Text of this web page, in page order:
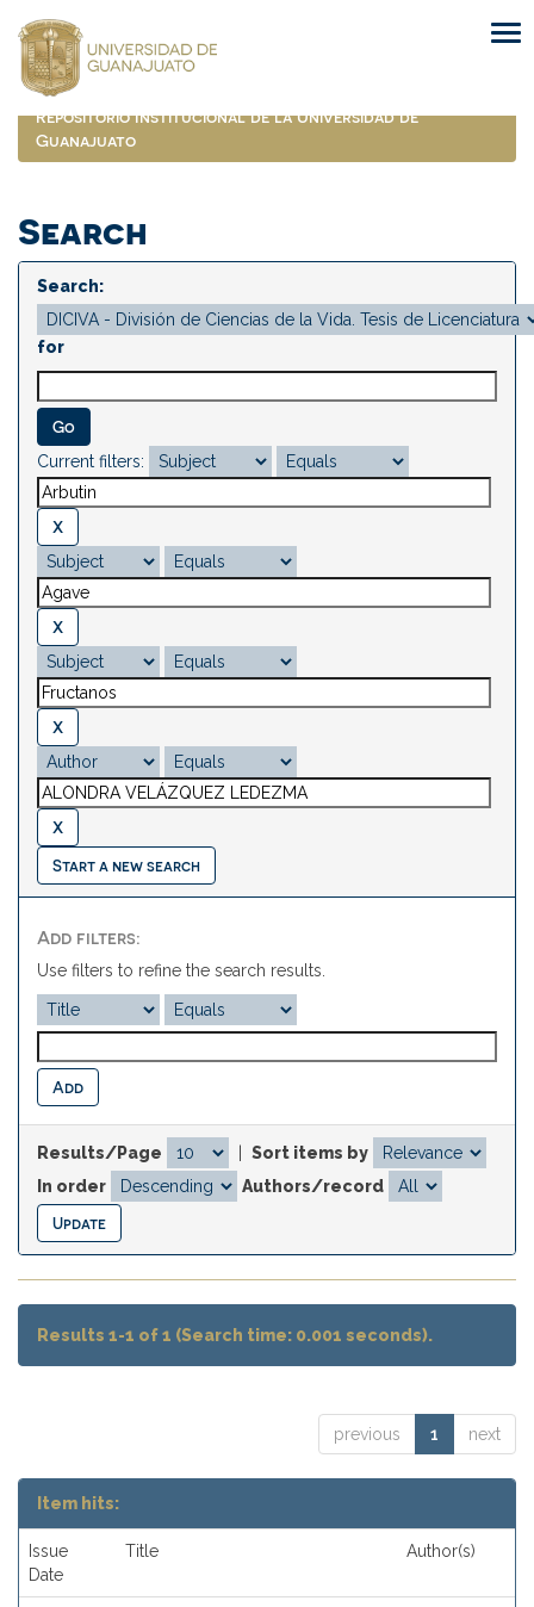
navigation
Repositorio Institucional de la Universidad de
Guanajuato
Search
Search:
for
Current filters:
Start a new search
Add filters:
Use filters to refine the search results.
Results/Page
Sort items by
In order
Authors/record
Results 1-1 of 1 (Search time: 0.001 seconds).
previous 1 next
Item hits:
Issue
Date
Title Author(s)